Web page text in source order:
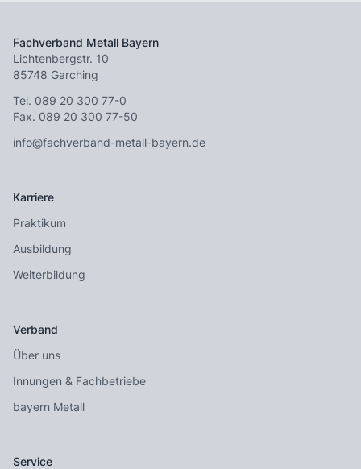
Fachverband Metall Bayern
Lichtenbergstr. 10
85748 Garching
Tel. 089 20 300 77-0
Fax. 089 20 300 77-50
info@fachverband-metall-bayern.de
Karriere
Praktikum
Ausbildung
Weiterbildung
Verband
Über uns
Innungen & Fachbetriebe
bayern Metall
Service